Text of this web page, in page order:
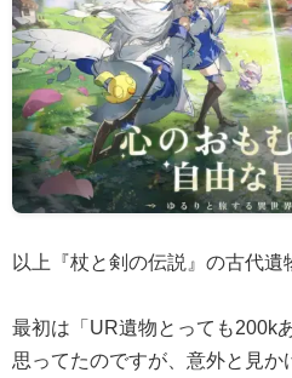
以上『杖と剣の伝説』の古代遺
最初は「UR遺物とっても200k
思ってたのですが、意外と見か